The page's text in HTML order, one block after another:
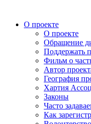
О проекте
О проекте
Обращение
Поддержать
Фильм о
Автор
География
Хартия
Законы
Часто
Как